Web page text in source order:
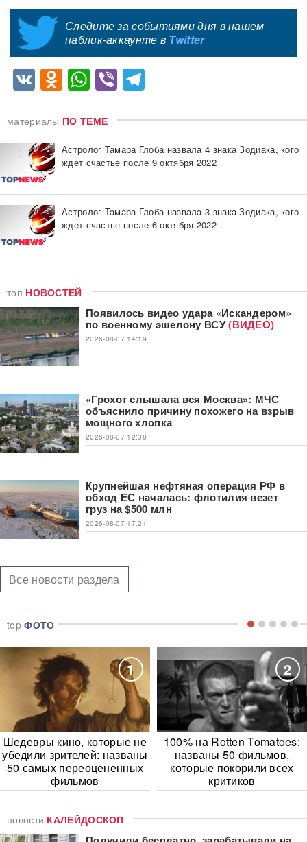
Следите за событиями дня в нашем
паблик-аккаунте в Twitter
VKOdnoklassniki
WhatsApp
Viber
материалы ПО ТЕМЕ
Астролог Тамара Глоба назвала 4 знака Зодиака, кого
ждет счастье после 9 октября 2022
Астролог Тамара Глоба назвала 3 знака Зодиака, кого
ждет счастье после 6 октября 2022
топ НОВОСТЕЙ
Появилось видео удара «Искандером»
по военному эшелону ВСУ(ВИДЕО)
2026-08-07 14:19
«Грохот слышала вся Москва»: МЧС
объяснило причину похожего на взрыв
мощного хлопка
2026-08-07 12:38
Крупнейшая нефтяная операция РФ в
обход ЕС началась: флотилия везет
груз на $500 млн
2026-08-07 17:21
Все новости раздела
topФОТО
1
Шедевры кино, которые не
убедили зрителей: названы
50 самых переоцененных
фильмов
2
100% на Rotten Tomatoes:
названы 50 фильмов,
которые покорили всех
критиков
новости КАЛЕЙДОСКОП